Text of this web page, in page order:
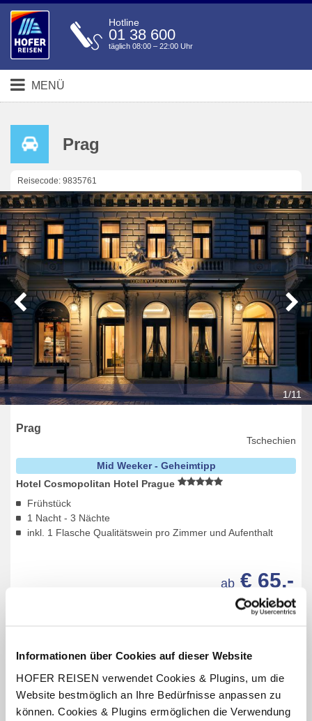
Informationen über Cookies auf dieser Website
HOFER REISEN verwendet Cookies & Plugins, um die
Website bestmöglich an Ihre Bedürfnisse anpassen zu
können. Cookies & Plugins ermöglichen die Verwendung
Hotline
01 38 600
täglich 08:00 – 22:00 Uhr
MENÜ
Prag
Reisecode: 9835761
1/11
Prag
Tschechien
Mid Weeker - Geheimtipp
Hotel Cosmopolitan Hotel Prague
Frühstück
1 Nacht - 3 Nächte
inkl. 1 Flasche Qualitätswein pro Zimmer und Aufenthalt
pro Person
ab € 65,-
INKLUSIV-LEISTUNGEN